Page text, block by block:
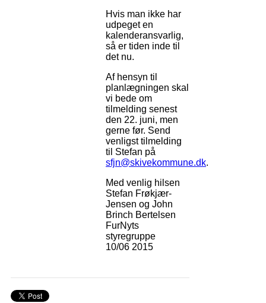
Hvis man ikke har
udpeget en
kalenderansvarlig,
så er tiden inde til
det nu.
Af hensyn til
planlægningen skal
vi bede om
tilmelding senest
den 22. juni, men
gerne før. Send
venligst tilmelding
til Stefan på
sfjn@skivekommune.dk.
Med venlig hilsen
Stefan Frøkjær-
Jensen og John
Brinch Bertelsen
FurNyts
styregruppe
10/06 2015